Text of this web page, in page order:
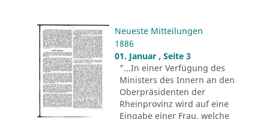
Neueste Mitteilungen
1886
01. Januar , Seite 3
"...In einer Verfügung des
Ministers des Innern an den
Oberpräsidenten der
Rheinprovinz wird auf eine
Eingabe einer Frau, welche